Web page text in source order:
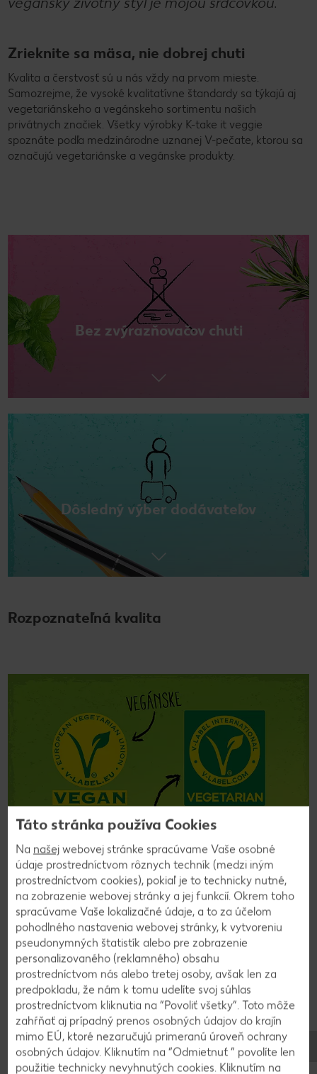
Zrieknite sa mäsa, nie dobrej chuti
Kvalita a čerstvosť sú u nás vždy na prvom mieste.
Samozrejme, že vysoké kvalitatívne štandardy sa týkajú aj
vegetariánskeho a vegánskeho sortimentu našich
privátnych značiek. Všetky výrobky K-take it veggie
spoznáte podľa medzinárodne uznanej V-pečate, ktorou sa
označujú vegetariánske a vegánske produkty.
Bez zvýrazňovačov chuti
Dôsledný výber dodávateľov
Rozpoznateľná kvalita
Na to, aby ste si v našom veľkom vegetariánskom a
vegánskom sortimente spravili prehľad a rýchlo z neho
vybrali svojich favoritov, pripravili sme pre vás jednoduchú a
účelnú orientáciu. Všetky výrobky našej privátnej značky sú
označené logom K-take it veggie a medzinárodne uznanou
V-pečaťou. Na prvý pohľad tak spoznáte výrobky spĺňajúce
všetky kvalitatívne štandardy.
Táto stránka používa Cookies
Na našej webovej stránke spracúvame Vaše osobné
údaje prostredníctvom rôznych techník (medzi iným
prostredníctvom cookies), pokiaľ je to technicky nutné,
na zobrazenie webovej stránky a jej funkcií. Okrem toho
spracúvame Vaše lokalizačné údaje, a to za účelom
pohodlného nastavenia webovej stránky, k vytvoreniu
pseudonymných štatistík alebo pre zobrazenie
personalizovaného (reklamného) obsahu
prostredníctvom nás alebo tretej osoby, avšak len za
predpokladu, že nám k tomu udelíte svoj súhlas
prostredníctvom kliknutia na “Povoliť všetky”. Toto môže
zahŕňať aj prípadný prenos osobných údajov do krajín
mimo EÚ, ktoré nezaručujú primeranú úroveň ochrany
osobných údajov. Kliknutím na “Odmietnuť ” povolíte len
použitie technicky nevyhnutých cookies. Kliknutím na